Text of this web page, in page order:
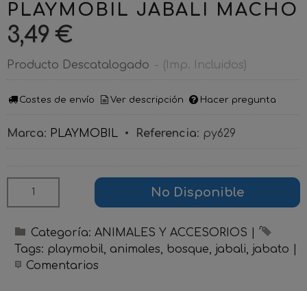
PLAYMOBIL JABALI MACHO
3,49 €
Producto Descatalogado - (Imp. Incluidos)
Costes de envío Ver descripción Hacer pregunta
Marca: PLAYMOBIL • Referencia: py629
No Disponible
Categoría: ANIMALES Y ACCESORIOS
Tags: playmobil animales bosque jabali jabato
Comentarios